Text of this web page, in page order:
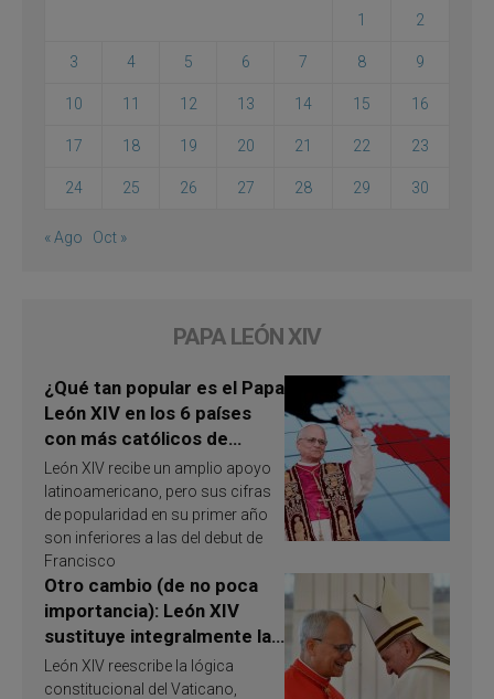
1 2
3 4 5 6 7 8 9
10 11 12 13 14 15 16
17 18 19 20 21 22 23
24 25 26 27 28 29 30
« Ago Oct »
PAPA LEÓN XIV
¿Qué tan popular es el Papa
León XIV en los 6 países
con más católicos de
América Latina en 2026?
Publican resultados de
investigación
León XIV recibe un amplio apoyo
latinoamericano, pero sus cifras
de popularidad en su primer año
son inferiores a las del debut de
Francisco
Otro cambio (de no poca
importancia): León XIV
sustituye integralmente la
ley vaticana de Papa
Francisco
León XIV reescribe la lógica
constitucional del Vaticano,